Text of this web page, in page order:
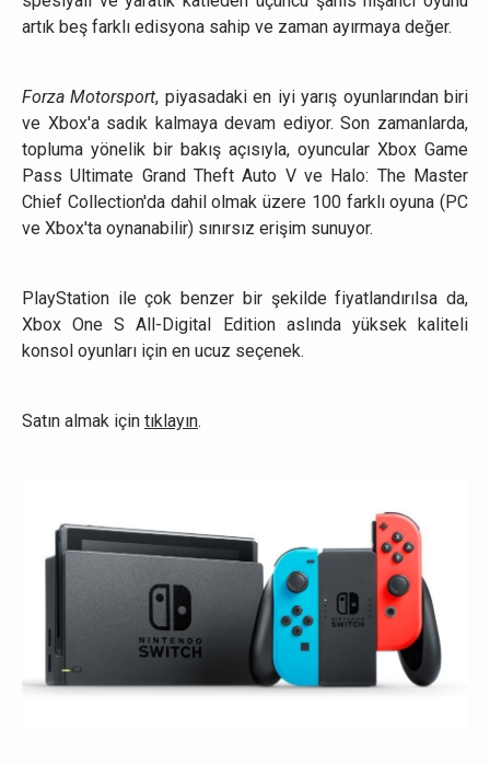
artık beş farklı edisyona sahip ve zaman ayırmaya değer.
Forza Motorsport, piyasadaki en iyi yarış oyunlarından biri
ve Xbox'a sadık kalmaya devam ediyor. Son zamanlarda,
topluma yönelik bir bakış açısıyla, oyuncular Xbox Game
Pass Ultimate Grand Theft Auto V ve Halo: The Master
Chief Collection'da dahil olmak üzere 100 farklı oyuna (PC
ve Xbox'ta oynanabilir) sınırsız erişim sunuyor.
PlayStation ile çok benzer bir şekilde fiyatlandırılsa da,
Xbox One S All-Digital Edition aslında yüksek kaliteli
konsol oyunları için en ucuz seçenek.
Satın almak için tıklayın.